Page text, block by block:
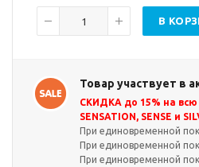
В
Товар участвует в
СКИДКА до 15% на всю
SENSATION, SENSE и
При единовременной
При единовременной
При единовременной